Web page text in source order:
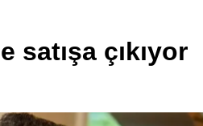
çıkıyor